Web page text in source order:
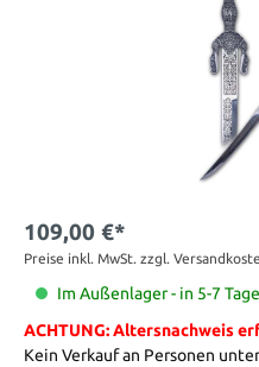
109,00 €*
Preise inkl. MwSt. zzgl.
Im Außenlager - in 5-7
ACHTUNG: Altersnachweis
Kein Verkauf an Personen